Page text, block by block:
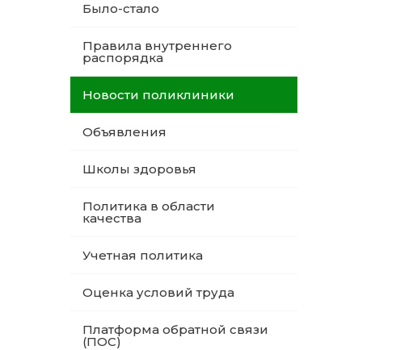
Было-стало
Правила внутреннего
распорядка
Новости поликлиники
Объявления
Школы здоровья
Политика в области
качества
Учетная политика
Оценка условий труда
Платформа обратной связи
(ПОС)